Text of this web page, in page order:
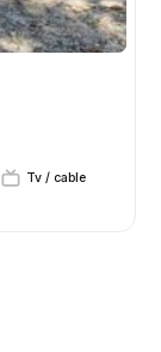
Tv / cable